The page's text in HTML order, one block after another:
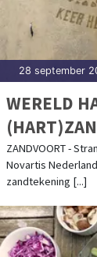
28 september
WERELD
VOOR
ZANDVOORT -
Novartis
zandtekening [...]